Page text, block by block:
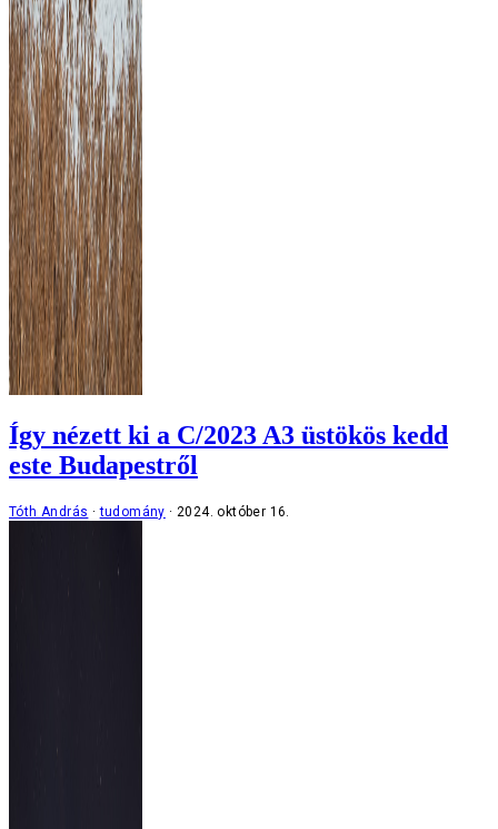
Így nézett ki a C/2023 A3 üstökös kedd
este Budapestről
Tóth András tudomány 2024. október 16.